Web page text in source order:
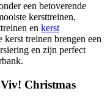
een betoverende
kersttreinen,
en kerst
kerst treinen brengen een
en zijn perfect
Christmas